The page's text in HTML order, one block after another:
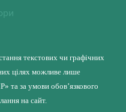
текстових чи графічних
цілях можливе лише
та за умови обов’язкового
на сайт.